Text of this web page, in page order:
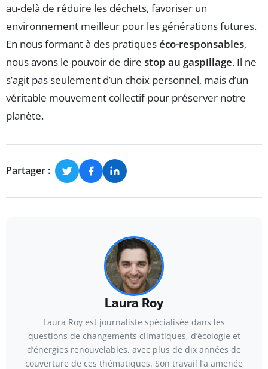
au-delà de réduire les déchets, favoriser un
environnement meilleur pour les générations futures.
En nous formant à des pratiqueséco-responsables,
nous avons le pouvoir de dire stop au gaspillage. Il ne
s’agit pas seulement d’un choix personnel, mais d’un
véritable mouvement collectif pour préserver notre
planète.
Partager :
Laura Roy
Laura Roy est journaliste spécialisée dans les
questions de changements climatiques, d’écologie et
d’énergies renouvelables, avec plus de dix années de
couverture de ces thématiques. Son travail l’a amenée